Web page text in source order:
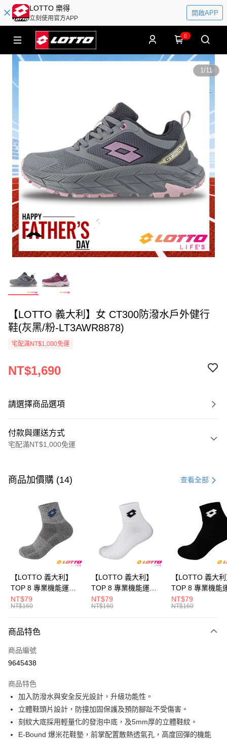
LOTTO 樂得
立刻使用官方APP
開啟APP
0
1/11
【LOTTO 義大利】女 CT300防潑水戶外健行
鞋(灰黑/粉-LT3AWR8878)
宅配滿NT$1,000免運
NT$1,690
請選擇商品選項
付款與運送方式
宅配滿NT$1,000免運
信用卡一次付款
Apple Pay
悠遊付
ATM付款
付款後全家取貨
每筆NT$80，滿NT$1,500(含以上)免運費
付款後萊爾富取貨
每筆NT$80，滿NT$3,000(含以上)免運費
付款後7-11取貨
每筆NT$80，滿NT$1,500(含以上)免運費
商品加價購 (14) 查看全部
【LOTTO 義大利】
TOP 8 專業機能運動
襪-加大款(灰藍-
LT9CMW8308)
NT$79
NT$160
【LOTTO 義大利】
TOP 8 專業機能運動
襪-加大款(白/黑-
LT9CMW8309)
NT$79
NT$160
【LOTTO 義大
TOP 8 專業機能
襪-加大款(黑/白-
LT9CMW8300)
NT$79
NT$160
商品特色
商品編號
9645438
商品特色
加入防潑水與安全反光設計，升級功能性。
立體鞋頭片設計，防撞加固保護及預防腳趾不受傷害。
刻紋大底採用輕量化的發泡中底，及5mm厚的立體鞋紋。
E-Bound 爆米花鞋墊，前掌配置散熱透氣孔，高度回彈的機能